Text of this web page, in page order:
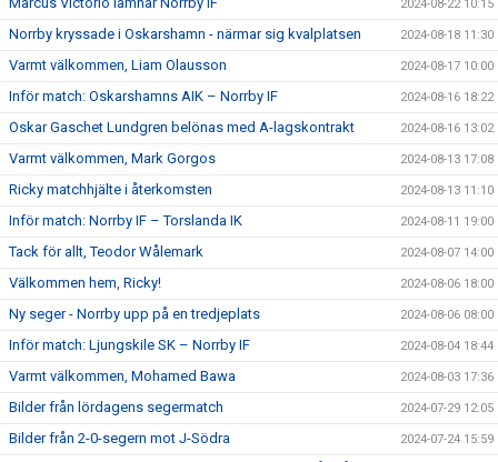
2024-08-22 10:15
Norrby kryssade i Oskarshamn - närmar sig kvalplatsen 2024-08-18 11:30
Varmt välkommen, Liam Olausson 2024-08-17 10:00
Inför match: Oskarshamns AIK – Norrby IF 2024-08-16 18:22
Oskar Gaschet Lundgren belönas med A-lagskontrakt 2024-08-16 13:02
Varmt välkommen, Mark Gorgos 2024-08-13 17:08
Ricky matchhjälte i återkomsten 2024-08-13 11:10
Inför match: Norrby IF – Torslanda IK 2024-08-11 19:00
Tack för allt, Teodor Wålemark 2024-08-07 14:00
Välkommen hem, Ricky! 2024-08-06 18:00
Ny seger - Norrby upp på en tredjeplats 2024-08-06 08:00
Inför match: Ljungskile SK – Norrby IF 2024-08-04 18:44
Varmt välkommen, Mohamed Bawa 2024-08-03 17:36
Bilder från lördagens segermatch 2024-07-29 12:05
Bilder från 2-0-segern mot J-Södra 2024-07-24 15:59